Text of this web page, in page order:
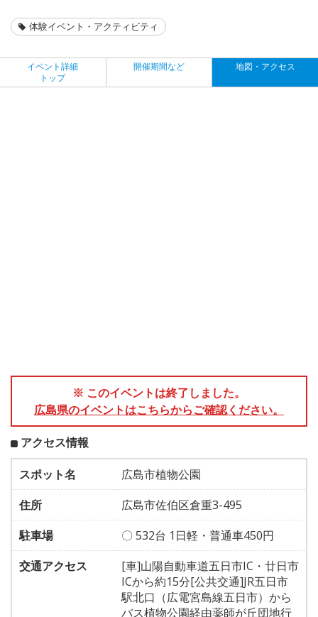
体験イベント・アクティビティ
イベント詳細
トップ
開催期間など 地図・アクセス
※ このイベントは終了しました。
広島県のイベントはこちらからご確認ください。
アクセス情報
スポット名
広島市植物公園
住所
広島市佐伯区倉重3-495
駐車場
〇 532台 1日軽・普通車450円
交通アクセス
[車]山陽自動車道五日市IC・廿日市
ICから約15分[公共交通]JR五日市
駅北口（広電宮島線五日市）から
バス植物公園経由薬師が丘団地行